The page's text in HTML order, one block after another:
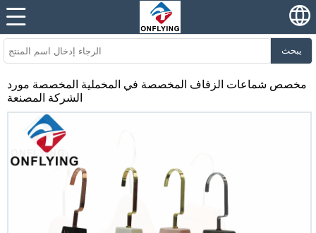
يبحث
مخصص شماعات الزفاف المخصصة في المخملية المخصصة مورد
الشركة المصنعة